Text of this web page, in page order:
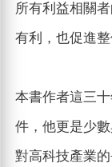
所有利益相關
有利，也促進整
本書作者這三
件，他更是少
對高科技產業